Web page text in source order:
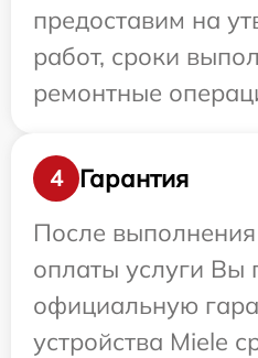
предоставим на
работ, сроки
ремонтные
4
Гарантия
После
оплаты услуги Вы
официальную
устройства Miele